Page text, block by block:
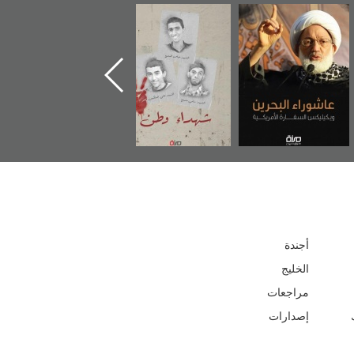
عاشوراء البحرين...
ويكيليكس السفارة
الأمريكية
شهداء وطن
أجندة
الخليج
مراجعات
إصدارات